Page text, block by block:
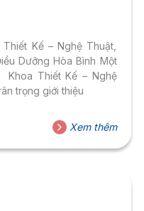
Kế – Nghệ Thuật,
Dưỡng Hòa Bình Một
Thiết Kế – Nghệ
trọng giới thiệu
Xem thêm